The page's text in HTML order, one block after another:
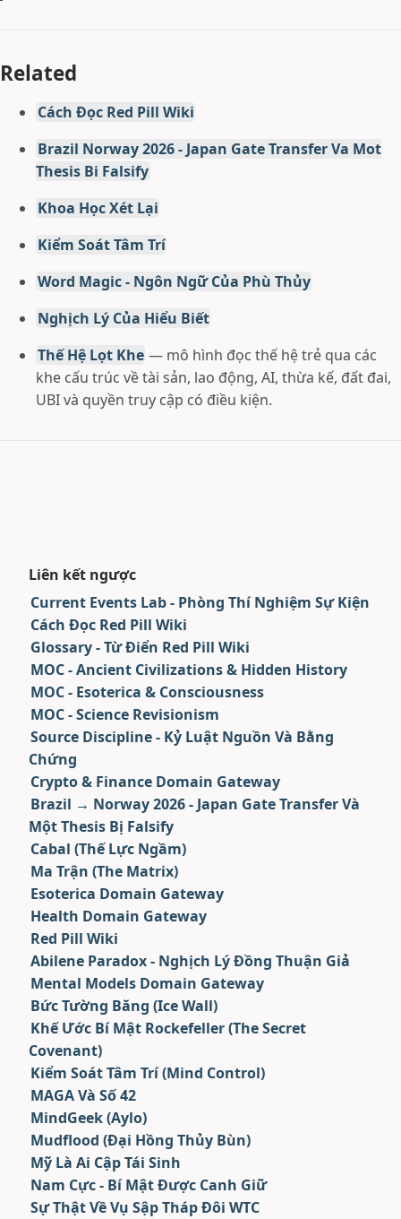
Related
Cách Đọc Red Pill Wiki
Brazil Norway 2026 - Japan Gate Transfer Va Mot
Thesis Bi Falsify
Khoa Học Xét Lại
Kiểm Soát Tâm Trí
Word Magic - Ngôn Ngữ Của Phù Thủy
Nghịch Lý Của Hiểu Biết
Thế Hệ Lọt Khe — mô hình đọc thế hệ trẻ qua các
khe cấu trúc về tài sản, lao động, AI, thừa kế, đất đai,
UBI và quyền truy cập có điều kiện.
Liên kết ngược
Current Events Lab - Phòng Thí Nghiệm Sự Kiện
Cách Đọc Red Pill Wiki
Glossary - Từ Điển Red Pill Wiki
MOC - Ancient Civilizations & Hidden History
MOC - Esoterica & Consciousness
MOC - Science Revisionism
Source Discipline - Kỷ Luật Nguồn Và Bằng
Chứng
Crypto & Finance Domain Gateway
Brazil → Norway 2026 - Japan Gate Transfer Và
Một Thesis Bị Falsify
Cabal (Thế Lực Ngầm)
Ma Trận (The Matrix)
Esoterica Domain Gateway
Health Domain Gateway
Red Pill Wiki
Abilene Paradox - Nghịch Lý Đồng Thuận Giả
Mental Models Domain Gateway
Bức Tường Băng (Ice Wall)
Khế Ước Bí Mật Rockefeller (The Secret
Covenant)
Kiểm Soát Tâm Trí (Mind Control)
MAGA Và Số 42
MindGeek (Aylo)
Mudflood (Đại Hồng Thủy Bùn)
Mỹ Là Ai Cập Tái Sinh
Nam Cực - Bí Mật Được Canh Giữ
Sự Thật Về Vụ Sập Tháp Đôi WTC